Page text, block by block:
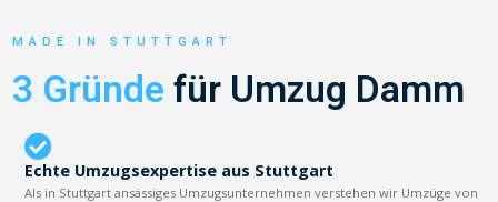
MADE IN STUTTGART
3 Gründe für Umzug Damm
Echte Umzugsexpertise aus Stuttgart
Als in Stuttgart ansässiges Umzugsunternehmen verstehen wir Umzüge von